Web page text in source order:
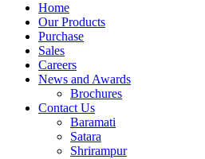
Home
Our Products
Purchase
Sales
Careers
News and Awards
Brochures
Contact Us
Baramati
Satara
Shrirampur